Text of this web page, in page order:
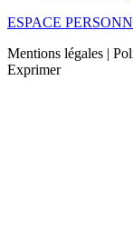
ESPACE
Mentions légales |
Exprimer